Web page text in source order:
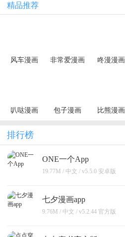
精品推荐
风车漫画 非常爱漫画 咚漫漫画
叭哒漫画 包子漫画 比熊漫画
排行榜
ONE一个App
19.77M / 中文 / v5.5.0 安卓版
七夕漫画app
9.76M / 中文 / v5.2.44 官方版